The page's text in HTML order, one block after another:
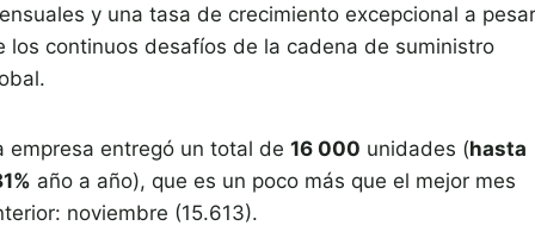
y una tasa de crecimiento excepcional a pesar
los continuos desafíos de la cadena de suministro
empresa entregó un total de 16 000 unidades (hasta
año a año), que es un poco más que el mejor mes
noviembre (15.613).